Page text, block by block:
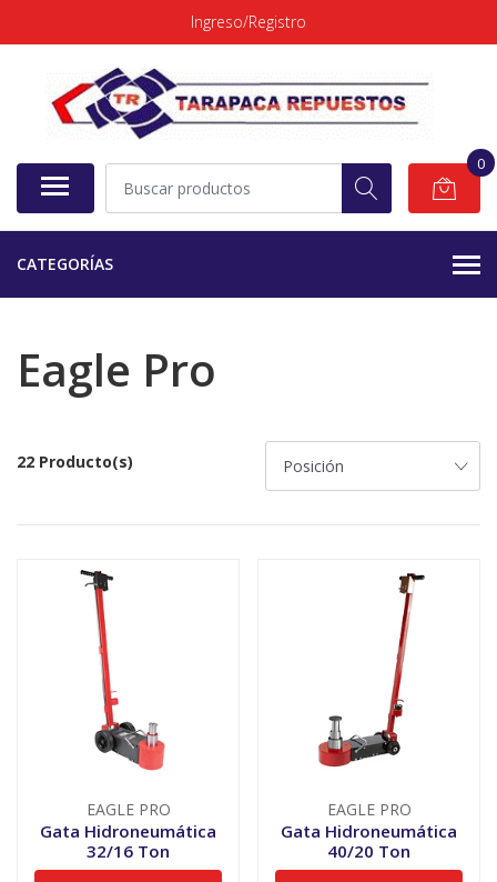
Ingreso/Registro
0
CATEGORÍAS
Eagle Pro
22 Producto(s)
EAGLE PRO
Gata Hidroneumática
32/16 Ton
EAGLE PRO
Gata Hidroneumática
40/20 Ton